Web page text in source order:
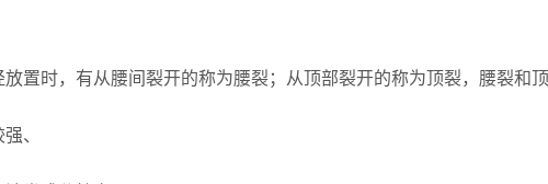
时，有从腰间裂开的称为腰裂；从顶部裂开的称为顶裂，腰裂和顶
、